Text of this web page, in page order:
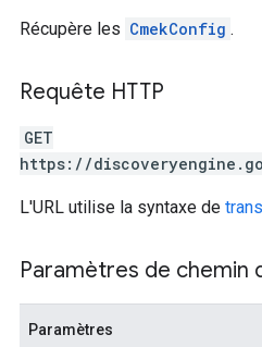
Récupère les CmekConfig .
Requête HTTP
GET
https://
L'URL utilise la syntaxe de
Paramètres de chemin
Paramètres